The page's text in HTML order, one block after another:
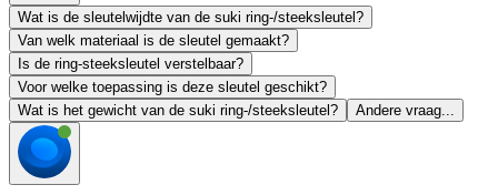
Wat is de sleutelwijdte van de suki ring-/steeksleutel?
Van welk materiaal is de sleutel gemaakt?
Is de ring-steeksleutel verstelbaar?
Voor welke toepassing is deze sleutel geschikt?
Wat is het gewicht van de suki ring-/steeksleutel?
Andere vraag...